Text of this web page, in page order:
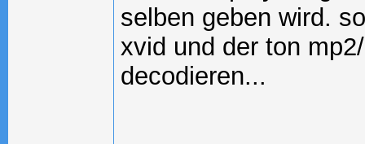
selben geben wird.
xvid und der ton
decodieren...